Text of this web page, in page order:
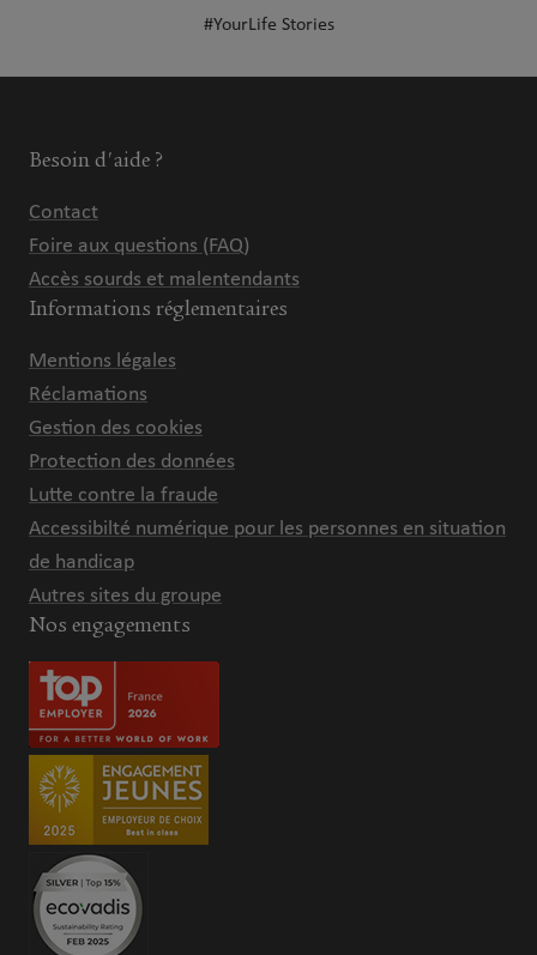
#YourLife Stories
Besoin d'aide ?
Contact
Foire aux questions (FAQ)
Accès sourds et malentendants
Informations réglementaires
Mentions légales
Réclamations
Gestion des cookies
Protection des données
Lutte contre la fraude
Accessibilté numérique pour les personnes en situation
de handicap
Autres sites du groupe
Nos engagements